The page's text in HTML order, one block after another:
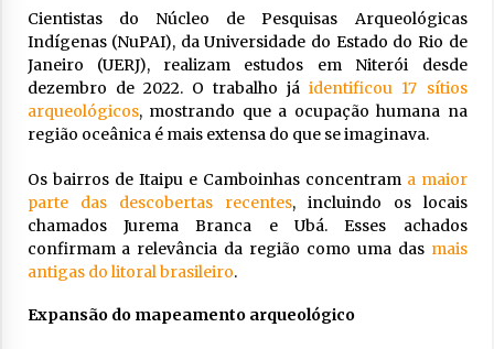
Cientistas do Núcleo de Pesquisas Arqueológicas
Indígenas (NuPAI), da Universidade do Estado do Rio de
Janeiro (UERJ), realizam estudos em Niterói desde
dezembro de 2022. O trabalho jáidentificou 17 sítios
arqueológicos, mostrando que a ocupação humana na
região oceânica é mais extensa do que se imaginava.
Os bairros de Itaipu e Camboinhas concentram a maior
parte das descobertas recentes, incluindo os locais
chamados Jurema Branca e Ubá. Esses achados
confirmam a relevância da região como uma das mais
antigas do litoral brasileiro.
Expansão do mapeamento arqueológico